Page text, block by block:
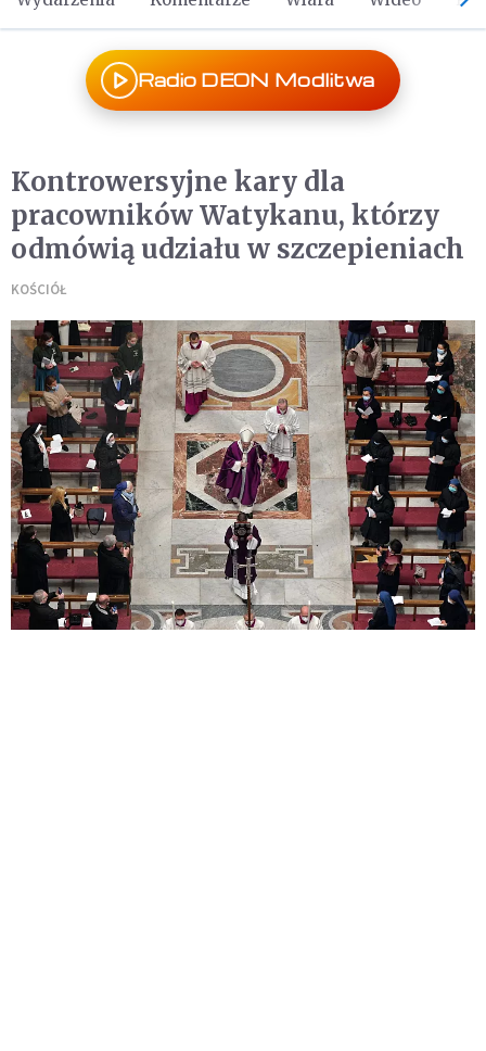
Radio DEON Modlitwa
Kontrowersyjne kary dla
pracowników Watykanu, którzy
odmówią udziału w szczepieniach
KOŚCIÓŁ